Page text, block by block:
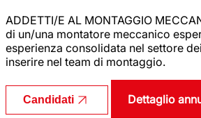
ADDETTI/E AL MONTAGGIO
di un/una montatore meccanico
esperienza consolidata nel settore
inserire nel team di montaggio.
Candidati Dettaglio